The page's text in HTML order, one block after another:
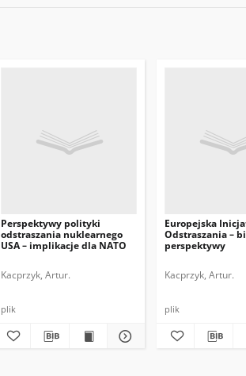
Perspektywy polityki
odstraszania nuklearnego
USA – implikacje dla NATO
Kacprzyk, Artur.
plik
Europejska
Odstraszania –
perspektywy
Kacprzyk, Artur.
plik